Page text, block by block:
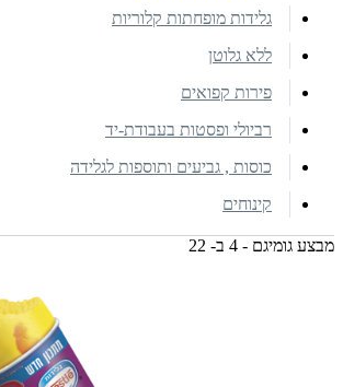
גלידות מופחתות קלוריות
ללא גלוטן
פירות קפואים
רביולי ופסטות בעבודת-יד
כוסות , גביעים ותוספות לגלידה
קינוחים
מבצע גומיגם - 4 ב- 22